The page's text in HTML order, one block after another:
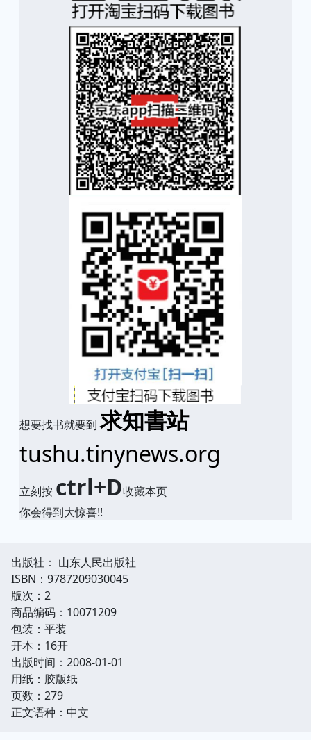
想要找书就要到求知書站
tushu.tinynews.org
立刻按 ctrl+D收藏本页
你会得到大惊喜!!
出版社： 山东人民出版社
ISBN：9787209030045
版次：2
商品编码：10071209
包装：平装
开本：16开
出版时间：2008-01-01
用纸：胶版纸
页数：279
正文语种：中文